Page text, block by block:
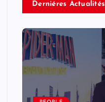
Derniéres Actualités